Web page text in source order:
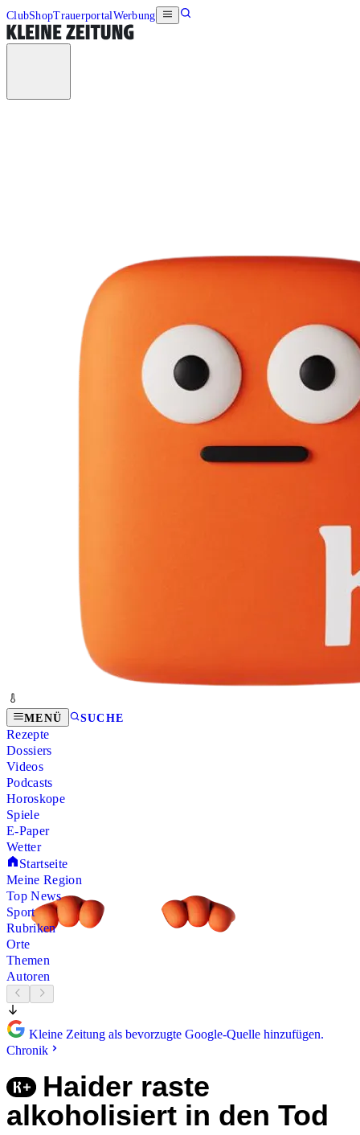
ClubShopTrauerportalWerbung
MENÜ SUCHE
Rezepte
Dossiers
Videos
Podcasts
Horoskope
Spiele
E-Paper
Wetter
Startseite
Meine Region
Top News
Sport
Rubriken
Orte
Themen
Autoren
Kleine Zeitung als bevorzugte Google-Quelle hinzufügen.
Chronik
Haider raste
alkoholisiert in den Tod